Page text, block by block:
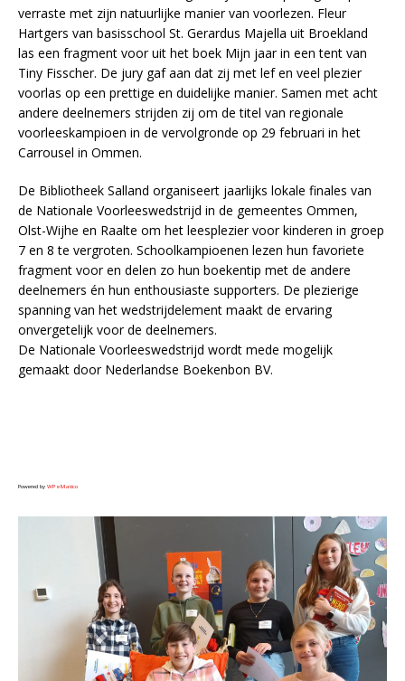
verraste met zijn natuurlijke manier van voorlezen. Fleur
Hartgers van basisschool St. Gerardus Majella uit Broekland
las een fragment voor uit het boek Mijn jaar in een tent van
Tiny Fisscher. De jury gaf aan dat zij met lef en veel plezier
voorlas op een prettige en duidelijke manier. Samen met acht
andere deelnemers strijden zij om de titel van regionale
voorleeskampioen in de vervolgronde op 29 februari in het
Carrousel in Ommen.
De Bibliotheek Salland organiseert jaarlijks lokale finales van
de Nationale Voorleeswedstrijd in de gemeentes Ommen,
Olst-Wijhe en Raalte om het leesplezier voor kinderen in groep
7 en 8 te vergroten. Schoolkampioenen lezen hun favoriete
fragment voor en delen zo hun boekentip met de andere
deelnemers én hun enthousiaste supporters. De plezierige
spanning van het wedstrijdelement maakt de ervaring
onvergetelijk voor de deelnemers.
De Nationale Voorleeswedstrijd wordt mede mogelijk
gemaakt door Nederlandse Boekenbon BV.
Powered by WPeMatico